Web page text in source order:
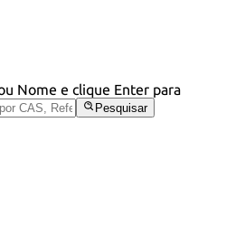
Nome e clique Enter para
Pesquisar